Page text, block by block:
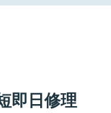
即日修理